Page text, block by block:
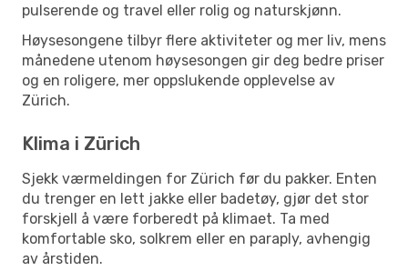
pulserende og travel eller rolig og naturskjønn.
Høysesongene tilbyr flere aktiviteter og mer liv, mens
månedene utenom høysesongen gir deg bedre priser
og en roligere, mer oppslukende opplevelse av
Zürich.
Klima i Zürich
Sjekk værmeldingen for Zürich før du pakker. Enten
du trenger en lett jakke eller badetøy, gjør det stor
forskjell å være forberedt på klimaet. Ta med
komfortable sko, solkrem eller en paraply, avhengig
av årstiden.